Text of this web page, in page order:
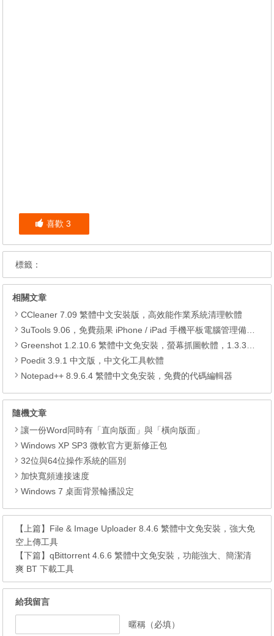
喜歡 3
標籤：
相關文章
CCleaner 7.09 繁體中文安裝版，高效能作業系統清理軟體
3uTools 9.06，免費蘋果 iPhone / iPad 手機平板電腦管理備份還原軟體
Greenshot 1.2.10.6 繁體中文免安裝，螢幕抓圖軟體，1.3.315 安裝版
Poedit 3.9.1 中文版，中文化工具軟體
Notepad++ 8.9.6.4 繁體中文免安裝，免費的代碼編輯器
隨機文章
讓一份Word同時有「直向版面」與「橫向版面」
Windows XP SP3 微軟官方更新修正包
32位與64位操作系統的區別
加快寬頻連接速度
Windows 7 桌面背景輪播設定
【上篇】 File & Image Uploader 8.4.6 繁體中文免安裝，強大免
空上傳工具
【下篇】qBittorrent 4.6.6 繁體中文免安裝，功能強大、簡潔清
爽 BT 下載工具
給我留言
暱稱（必填）